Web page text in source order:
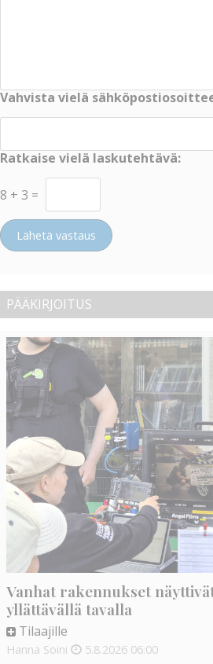
Vahvista vielä
Ratkaise vielä laskutehtävä:
8 + 3 =
Lähetä vastaus
PÄÄKIRJOITUS
Vanhat rakennukset
yllättävällä tavalla
Tilaajille
Hanna Soini 5.8.2026 06:00